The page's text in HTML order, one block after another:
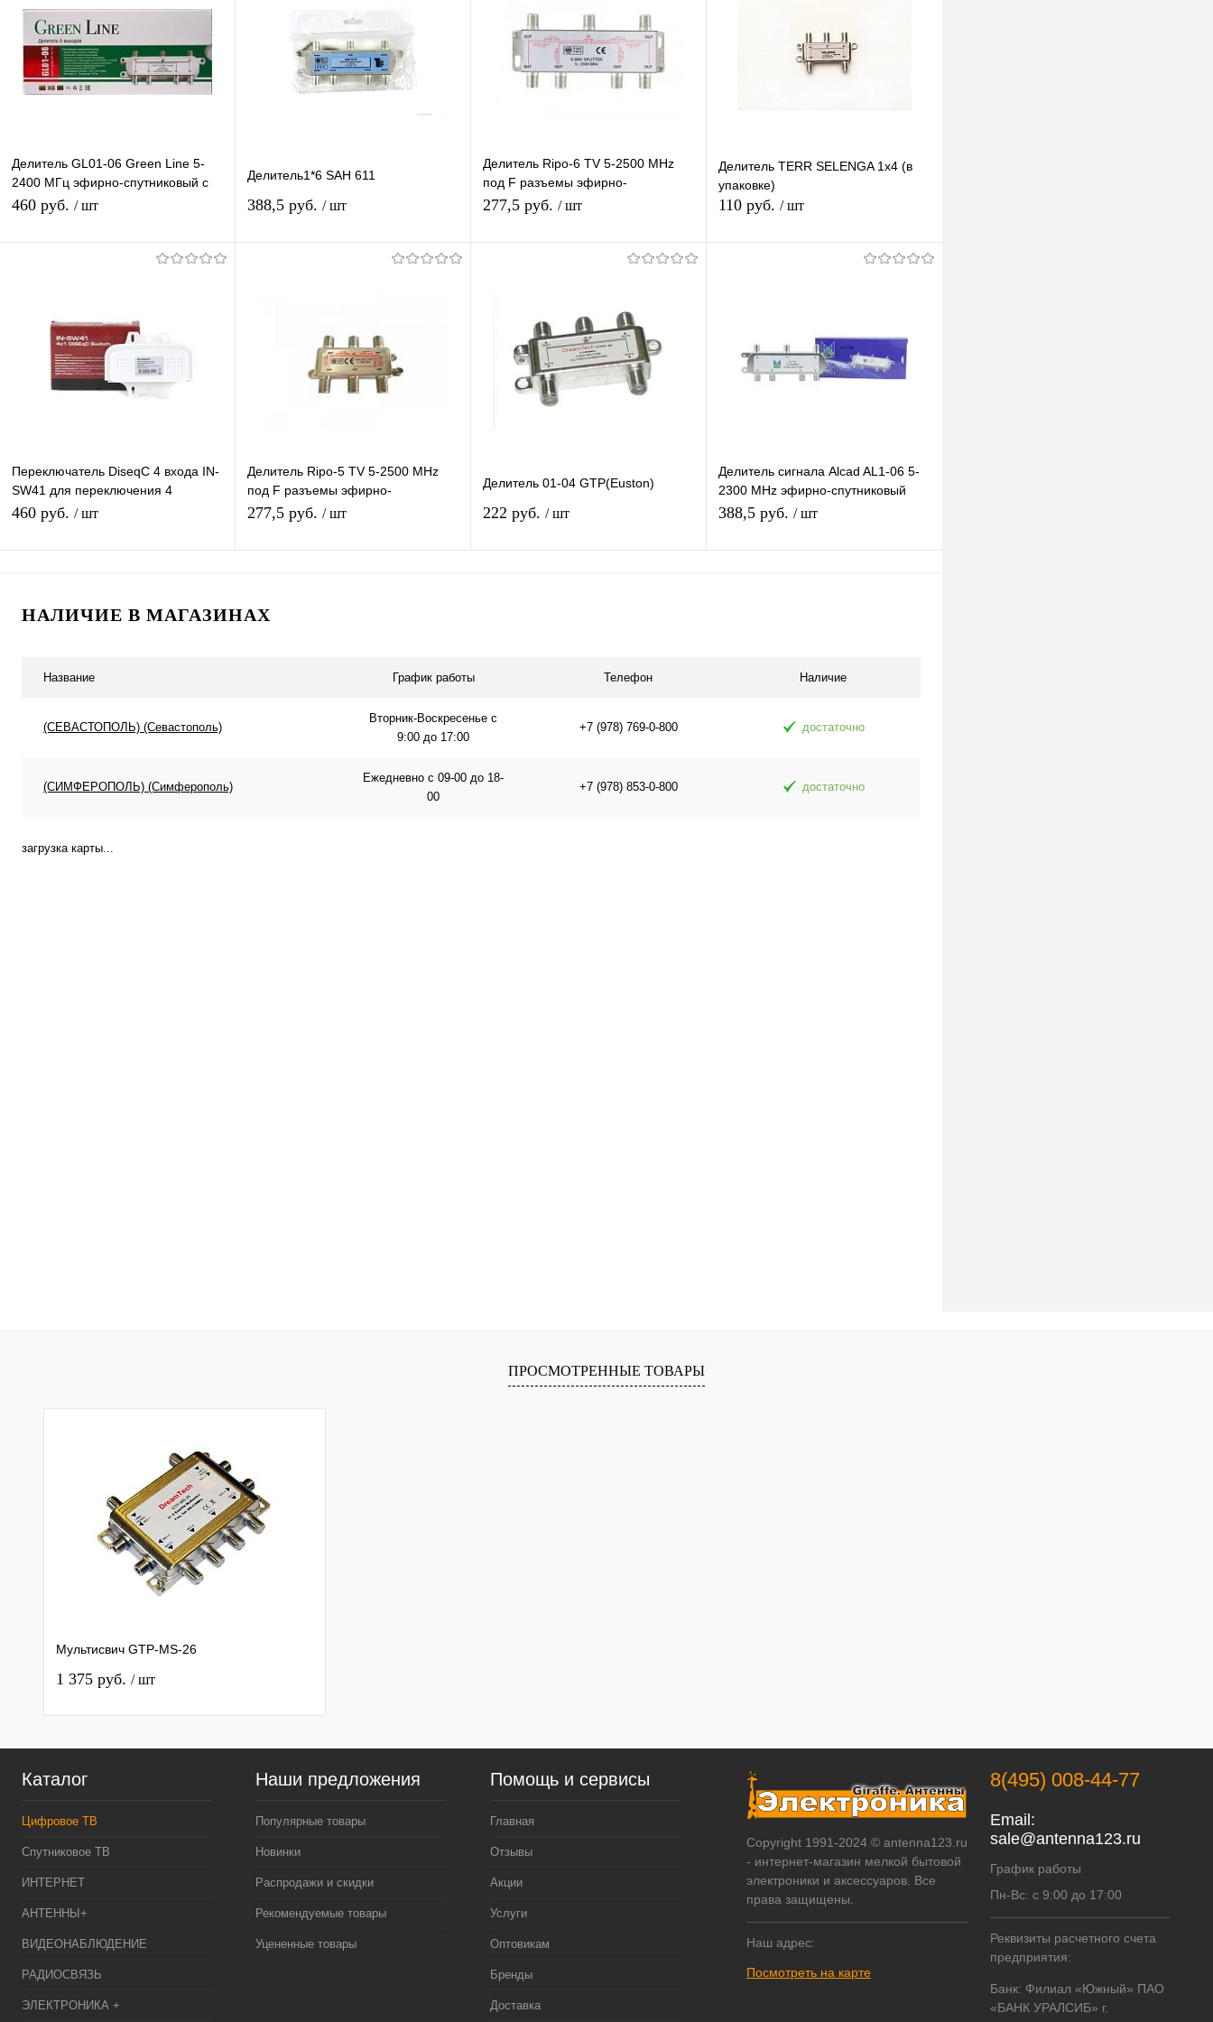
Делитель GL01-06 Green Line 5-
2400 МГц эфирно-спутниковый с
проходом питания 1х6
460 руб. / шт
Купить в 1 клик
В избранное
Делитель1*6 SAH 611
388,5 руб. / шт
В избранное Под заказ
Делитель Ripo-6 TV 5-2500 MHz
под F разъемы эфирно-
спутниковый с проходом питания 1
277,5 руб. / шт
Купить в 1 клик К сравнению
В избранное Под заказ
Делитель TERR SELENGA 1х4 (в
упаковке)
110 руб. / шт
В избранное Под заказ
Переключатель DiseqC 4 входа IN-
SW41 для переключения 4
конвертеров одним ресивером
460 руб. / шт
Делитель Ripo-5 TV 5-2500 MHz
под F разъемы эфирно-
спутниковый с проходом питания 1
277,5 руб. / шт
Делитель 01-04 GTP(Euston)
222 руб. / шт
Делитель сигнала Alcad AL1-06 5-
2300 MHz эфирно-спутниковый
делитель сигнала тв на 6 F-
388,5 руб. / шт
НАЛИЧИЕ В МАГАЗИНАХ
Название График работы Телефон Наличие
(СЕВАСТОПОЛЬ) (Севастополь)
Вторник-Воскресенье с
9:00 до 17:00
+7 (978) 769-0-800 достаточно
(СИМФЕРОПОЛЬ) (Симферополь)
Ежедневно с 09-00 до 18-
00
+7 (978) 853-0-800 достаточно
загрузка карты...
ПРОСМОТРЕННЫЕ ТОВАРЫ
Мультисвич GTP-MS-26
1 375 руб. / шт
Каталог
Цифровое ТВ
Спутниковое ТВ
ИНТЕРНЕТ
АНТЕННЫ+
ВИДЕОНАБЛЮДЕНИЕ
РАДИОСВЯЗЬ
ЭЛЕКТРОНИКА +
Наши предложения
Популярные товары
Новинки
Распродажи и скидки
Рекомендуемые товары
Уцененные товары
Помощь и сервисы
Главная
Отзывы
Акции
Услуги
Оптовикам
Бренды
Доставка
Copyright 1991-2024 © antenna123.ru
- интернет-магазин мелкой бытовой
электроники и аксессуаров. Все
права защищены.
Наш адрес:
Посмотреть на карте
8(495) 008-44-77
Email:
sale@antenna123.ru
График работы
Пн-Вс: с 9:00 до 17:00
Реквизиты расчетного счета
предприятия:
Банк: Филиал «Южный» ПАО
«БАНК УРАЛСИБ» г.